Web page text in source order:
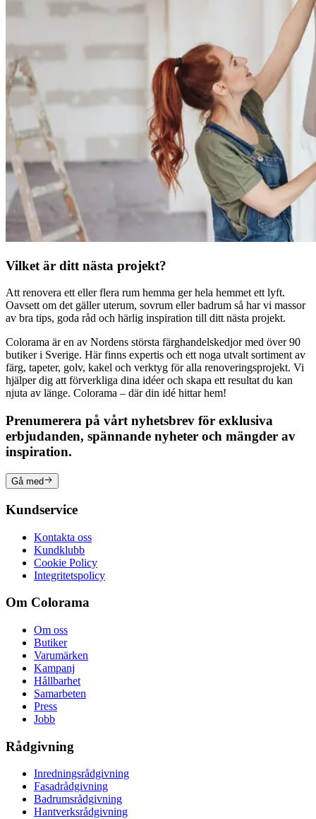
Vilket är ditt nästa projekt?
Att renovera ett eller flera rum hemma ger hela hemmet ett lyft.
Oavsett om det gäller uterum, sovrum eller badrum så har vi massor
av bra tips, goda råd och härlig inspiration till ditt nästa projekt.
Colorama är en av Nordens största färghandelskedjor med över 90
butiker i Sverige. Här finns expertis och ett noga utvalt sortiment av
färg, tapeter, golv, kakel och verktyg för alla renoveringsprojekt. Vi
hjälper dig att förverkliga dina idéer och skapa ett resultat du kan
njuta av länge. Colorama – där din idé hittar hem!
Prenumerera på vårt nyhetsbrev för exklusiva
erbjudanden, spännande nyheter och mängder av
inspiration.
Gå med
Kundservice
Kontakta oss
Kundklubb
Cookie Policy
Integritetspolicy
Om Colorama
Om oss
Butiker
Varumärken
Kampanj
Hållbarhet
Samarbeten
Press
Jobb
Rådgivning
Inredningsrådgivning
Fasadrådgivning
Badrumsrådgivning
Hantverksrådgivning